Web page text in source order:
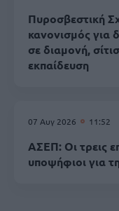
Πυροσβεστική
κανονισμός για
σε διαμονή,
εκπαίδευση
07 Αυγ 2026 11:52
ΑΣΕΠ: Οι τρεις
υποψήφιοι για